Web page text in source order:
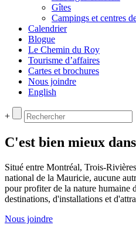
Gîtes
Campings et centres
Calendrier
Blogue
Le Chemin du Roy
Tourisme d’affaires
Cartes et brochures
Nous joindre
English
+
C'est bien mieux
Situé entre Montréal, Trois-
national de la Mauricie, aucune
pour profiter de la nature humaine
destinations, d'installations et
Nous joindre